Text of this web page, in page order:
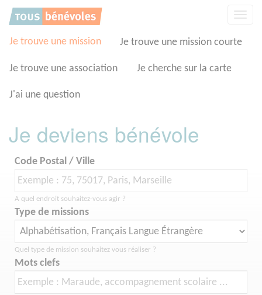
Je trouve une mission Je trouve une mission courte
Je trouve une association Je cherche sur la carte
J'ai une question
Je deviens bénévole
Code Postal / Ville
A quel endroit souhaitez-vous agir ?
Type de missions
Quel type de mission souhaitez vous réaliser ?
Mots clefs
Panneau de gestion des cookies